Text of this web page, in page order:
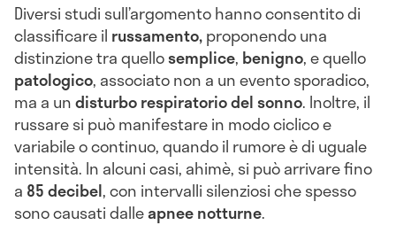
Diversi studi sull’argomento hanno consentito di
classificare il russamento,proponendo una
distinzione tra quellosemplice, benigno, e quello
patologico, associato non a un evento sporadico,
ma a undisturbo respiratorio del sonno. Inoltre, il
russare si può manifestare in modo ciclico e
variabile o continuo, quando il rumore è di uguale
intensità. In alcuni casi, ahimè, si può arrivare fino
a 85 decibel, con intervalli silenziosi che spesso
sono causati dalleapnee notturne.